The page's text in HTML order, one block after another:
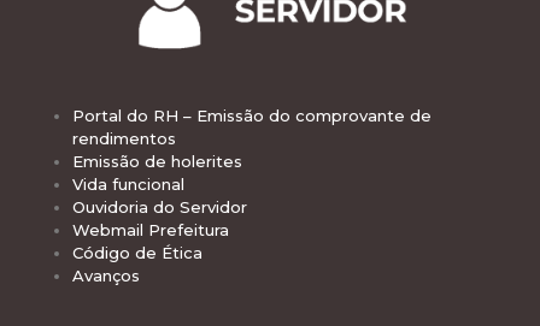
Portal do RH – Emissão do comprovante de
rendimentos
Emissão de holerites
Vida funcional
Ouvidoria do Servidor
Webmail Prefeitura
Código de Ética
Avanços